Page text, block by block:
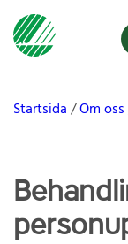
Startsida Om oss